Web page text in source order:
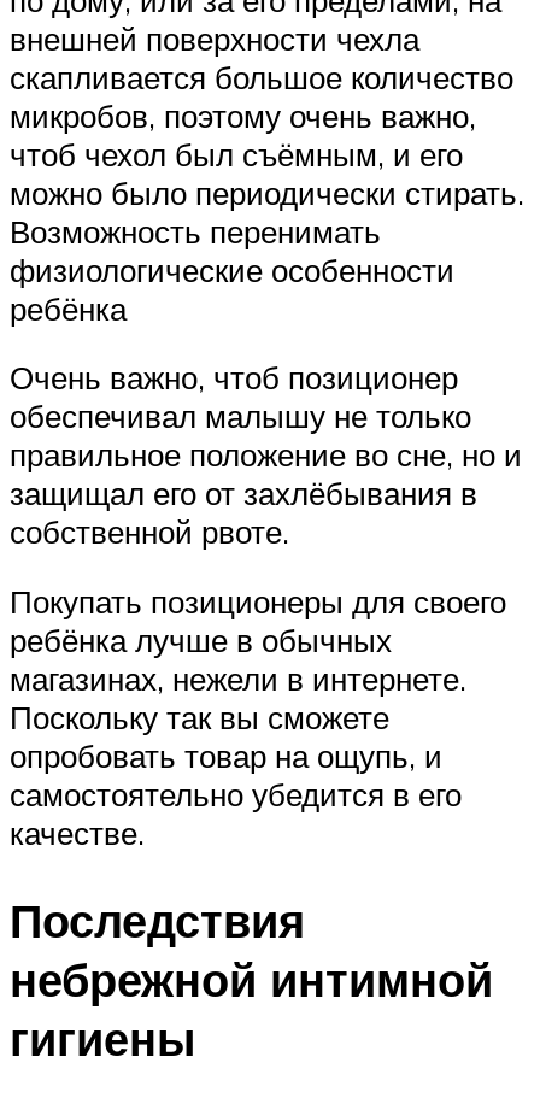
внешней поверхности чехла
скапливается большое количество
микробов, поэтому очень важно,
чтоб чехол был съёмным, и его
можно было периодически стирать.
Возможность перенимать
физиологические особенности
ребёнка
Очень важно, чтоб позиционер
обеспечивал малышу не только
правильное положение во сне, но и
защищал его от захлёбывания в
собственной рвоте.
Покупать позиционеры для своего
ребёнка лучше в обычных
магазинах, нежели в интернете.
Поскольку так вы сможете
опробовать товар на ощупь, и
самостоятельно убедится в его
качестве.
Последствия
небрежной интимной
гигиены